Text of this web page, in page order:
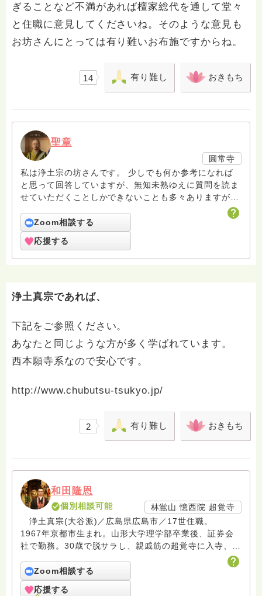
ぎることなど不満があれば檀家総代を通して堂々
と住職に意見してくださいね。そのような意見も
お坊さんにとっては有り難いお布施ですからね。
14 有り難し おきもち
聖章
圓常寺
私は浄土宗の坊さんです。 少しでも何か参考になれば
と思って回答していますが、無知未熟ゆえに質問を読ま
せていただくことしかできないことも多々ありますがお
許しください。 回答は私個人の意見や解釈もあり、場
合によっては浄土宗の教義とは少し異なることもあると
いうことをご了承ください。 また、寺の紹介ページに
電話相談についても紹介していますのでどなたでも気兼
ねなくご利用ください。 ハスノハのお坊さんがもっと
Zoom相談する
応援する
浄土真宗であれば、
下記をご参照ください。
あなたと同じような方が多く学ばれています。
西本願寺系なので安心です。
http://www.chubutsu-tsukyo.jp/
2 有り難し おきもち
和田隆恩
個別相談可能
林鴬山 憶西院 超覚寺
浄土真宗(大谷派)／広島県広島市／17世住職。
1967年京都市生まれ。山形大学理学部卒業後、証券会
社で勤務。30歳で脱サラし、親戚筋の超覚寺に入寺、
45歳で住職継職。 遺族の分かち合いやお悩み相談な
どグリーフサポート活動を続け、お寺の掲示板による法
語伝道にも尽力している。カープ坊主の会会員。
Zoom相談する
応援する